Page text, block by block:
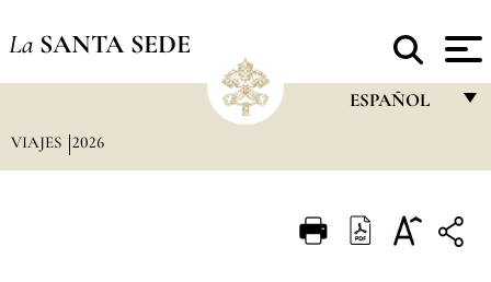
La SANTA SEDE
ESPAÑOL
ITALIANO
VIAJES 2026